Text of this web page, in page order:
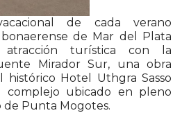
de cada verano
de Mar del Plata
turística con la
Mirador Sur, una obra
Hotel Uthgra Sasso
ubicado en pleno
Punta Mogotes.